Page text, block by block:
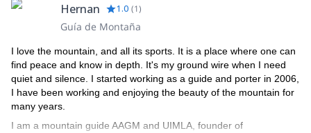
Hernan 1.0 (1)
Guía de Montaña
I love the mountain, and all its sports. It is a place where one can
find peace and know in depth. It's my ground wire when I need
quiet and silence. I started working as a guide and porter in 2006,
I have been working and enjoying the beauty of the mountain for
many years.
I am a mountain guide AAGM and UIMLA, founder of